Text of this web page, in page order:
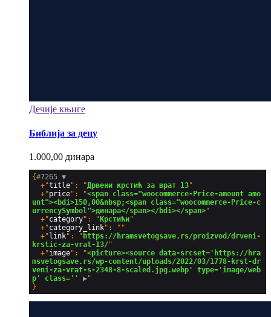
Дечије књиге
Библија за децу
1.000,00 динара
{#7265 ▼
  +"
title": "Дрвени крстић за врат 13"
  +"
price": "<span class="woocommerce-Price-amount amo
unt"><bdi>150,00&nbsp;<span class="woocommerce-Price-c
urrencySymbol">динара</span></bdi></span>"
  +"
category": " Крстићи"
  +"
category_link": ""
  +"
link": " https://hramsvetogsave.rs/proizvod/drveni-
krstic-za-vrat-13/"
  +"
image": "<picture><source data-srcset='https://hra
msvetogsave.rs/wp-content/uploads/2022/03/1778-krst-dr
veni-za-vrat-s-2348-8-scaled.jpg.webp' type='image/web
p' class=''
▶